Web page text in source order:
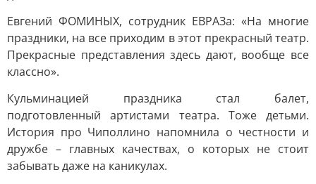
Евгений ФОМИНЫХ, сотрудник ЕВРАЗа: «На многие
праздники, на все приходим в этот прекрасный театр.
Прекрасные представления здесь дают, вообще все
классно».
Кульминацией праздника стал балет,
подготовленный артистами театра. Тоже детьми.
История про Чиполлино напомнила о честности и
дружбе – главных качествах, о которых не стоит
забывать даже на каникулах.